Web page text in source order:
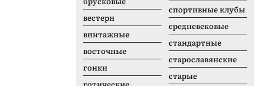
вестерн
винтажные
восточные
гонки
спортивные клубы
средневековые
стандартные
старославянские
старые